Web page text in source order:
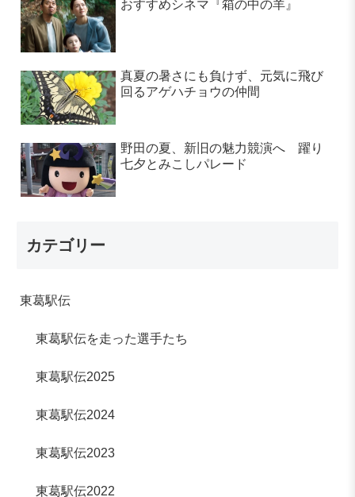
おすすめシネマ『箱の中の羊』
真夏の暑さにも負けず、元気に飛び
回るアゲハチョウの仲間
野田の夏、新旧の魅力競演へ 躍り
七夕とみこしパレード
カテゴリー
東葛駅伝
東葛駅伝を走った選手たち
東葛駅伝2025
東葛駅伝2024
東葛駅伝2023
東葛駅伝2022